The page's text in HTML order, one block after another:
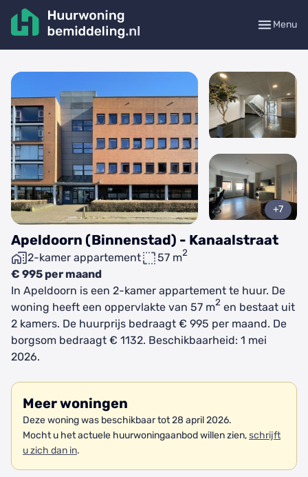
Menu
Apeldoorn (Binnenstad) - Kanaalstraat
2-kamer appartement 57 m2
€ 995 per maand
+7
In Apeldoorn is een 2-kamer appartement te huur. De
woning heeft een oppervlakte van 57 m2 en bestaat uit
2 kamers. De huurprijs bedraagt € 995 per maand. De
borgsom bedraagt € 1132. Beschikbaarheid: 1 mei
2026.
Meer woningen
Deze woning was beschikbaar tot 28 april 2026.
Mocht u het actuele huurwoningaanbod willen zien,schrijft
u zich dan in.